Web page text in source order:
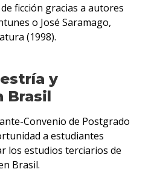
ficción gracias a autores
o José Saramago,
(1998).
y
Brasil
Convenio de Postgrado
a estudiantes
los estudios terciarios de
Brasil.